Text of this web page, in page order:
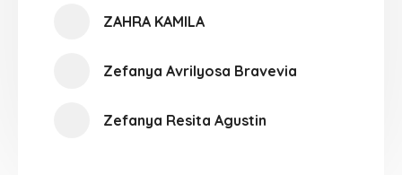
ZAHRA KAMILA
Zefanya Avrilyosa Bravevia
Zefanya Resita Agustin